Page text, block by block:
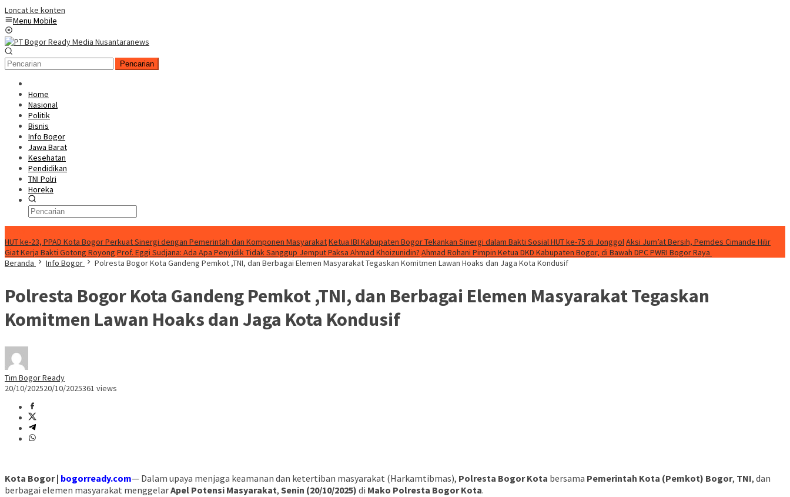
Loncat ke konten
Menu Mobile
Pencarian
Home
Nasional
Politik
Bisnis
Info Bogor
Jawa Barat
Kesehatan
Pendidikan
TNI Polri
Horeka
HUT ke-23, PPAD Kota Bogor Perkuat Sinergi dengan Pemerintah dan Komponen MasyarakatKetua IBI Kabupaten Bogor Tekankan Sinergi dalam Bakti Sosial HUT ke-75 di JonggolAksi Jum’at Bersih, Pemdes Cimande Hilir
Giat Kerja Bakti Gotong Royong Prof. Eggi Sudjana: Ada Apa Penyidik Tidak Sanggup Jemput Paksa Ahmad Khoizunidin? Ahmad Rohani Pimpin Ketua DKD Kabupaten Bogor, di Bawah DPC PWRI Bogor Raya
Beranda
Info Bogor Polresta Bogor Kota Gandeng Pemkot ,TNI, dan Berbagai Elemen Masyarakat Tegaskan Komitmen Lawan Hoaks dan Jaga Kota Kondusif
Polresta Bogor Kota Gandeng Pemkot ,TNI, dan Berbagai Elemen Masyarakat Tegaskan
Komitmen Lawan Hoaks dan Jaga Kota Kondusif
Tim Bogor Ready
20/10/202520/10/2025361 views
Kota Bogor | bogorready.com— Dalam upaya menjaga keamanan dan ketertiban masyarakat (Harkamtibmas), Polresta Bogor Kota bersama Pemerintah Kota (Pemkot) Bogor, TNI, dan
berbagai elemen masyarakat menggelarApel Potensi Masyarakat, Senin (20/10/2025) di Mako Polresta Bogor Kota.